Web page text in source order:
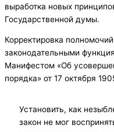
выработка новых
Государственной думы.
Корректировка
законодательными
Манифестом «Об
порядка» от 17 октября
Установить, как
закон не мог